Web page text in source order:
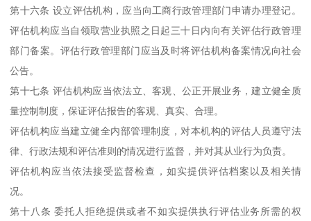
第十六条 设立评估机构，应当向工商行政管理部门申请办理登记。
评估机构应当自领取营业执照之日起三十日内向有关评估行政管理
部门备案。评估行政管理部门应当及时将评估机构备案情况向社会
公告。
第十七条 评估机构应当依法立、客观、公正开展业务，建立健全质
量控制制度，保证评估报告的客观、真实、合理。
评估机构应当建立健全内部管理制度，对本机构的评估人员遵守法
律、行政法规和评估准则的情况进行监督，并对其从业行为负责。
评估机构应当依法接受监督检查，如实提供评估档案以及相关情
况。
第十八条 委托人拒绝提供或者不如实提供执行评估业务所需的权